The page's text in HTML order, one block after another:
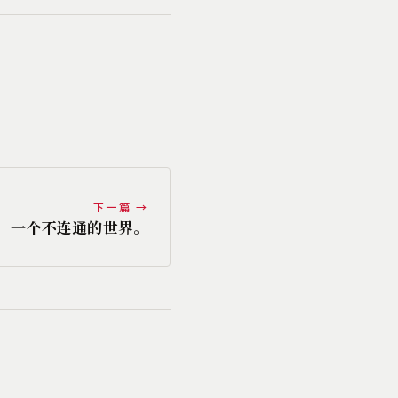
下一篇 →
一个不连通的世界。